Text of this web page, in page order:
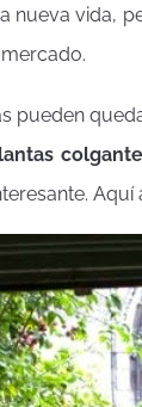
nueva vida,
pueden
Aquí